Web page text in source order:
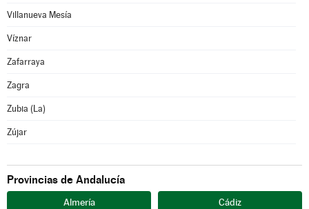
Villanueva Mesía
Víznar
Zafarraya
Zagra
Zubia (La)
Zújar
Provincias de Andalucía
Almería Cádiz